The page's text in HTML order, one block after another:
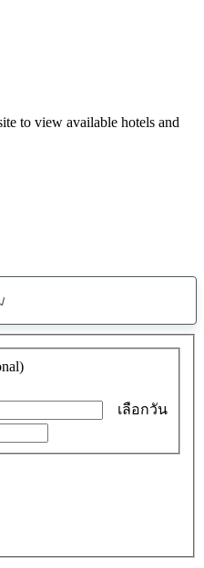
to view available hotels and
บ
อ
สนอ
เลือกวัน